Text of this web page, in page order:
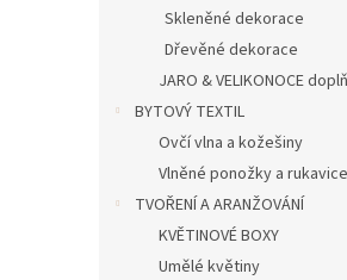
Skleněné dekorace
Dřevěné dekorace
JARO & VELIKONOCE
BYTOVÝ TEXTIL
Ovčí vlna a kožešiny
Vlněné ponožky a rukavice
TVOŘENÍ A ARANŽOVÁNÍ
KVĚTINOVÉ BOXY
Umělé květiny